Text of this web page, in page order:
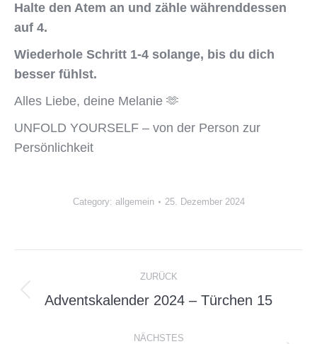
Halte den Atem an und zähle währenddessen
auf 4.
Wiederhole Schritt 1-4 solange, bis du dich
besser fühlst.
Alles Liebe, deine Melanie 🫶
UNFOLD YOURSELF – von der Person zur
Persönlichkeit
Category: allgemein 25. Dezember 2024
Kommentarnavigation
ZURÜCK
Vorheriger
Adventskalender 2024 – Türchen 15
NÄCHSTES